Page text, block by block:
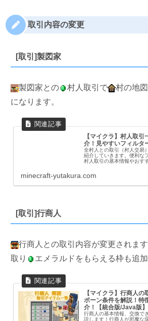
取引内容の変更
[取引]製図家
製図家との 村人取引で
村の地
になります。
【マイクラ】村人取
介！見やすいフィルタ
全村人との取引（村人交易
紹介していきます。便利な
村人取引の基本情報やおす
minecraft-yutakura.com
[取引]行商人
行商人との取引内容が変更されます
取り
エメラルドをもらえる枠も追加
【マイクラ】行商人
ポーン条件を解説！特
介！【統合版/Java版】
行商人の基本情報、交換で
説します！行商人が邪魔な